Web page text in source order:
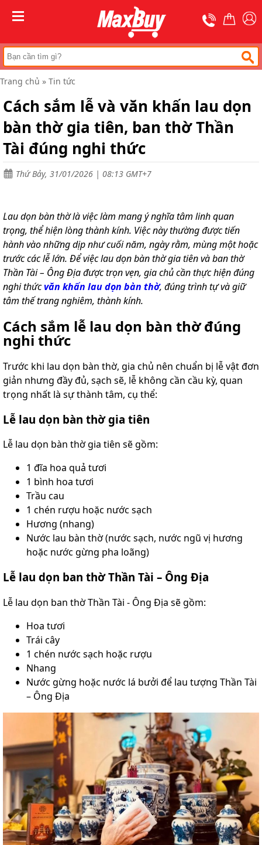
Trang
chủ
Thang
chữ
A
nhôm
rút
Thang
nhôm
cách
điện
Thang
Thang
nhôm
gấp
(
rút
lồng
)
Thang
4
khúc
nhôm
bàn
Thang
trượt
Thương
hiệu
Tin
tức
Trang chủ » Tin tức
Cách sắm lễ và văn khấn lau dọn
bàn thờ gia tiên, ban thờ Thần
Tài đúng nghi thức
Thứ Bảy, 31/01/2026 | 08:13 GMT+7
Lau dọn bàn thờ là việc làm mang ý nghĩa tâm linh quan
trọng, thể hiện lòng thành kính. Việc này thường được tiến
hành vào những dịp như cuối năm, ngày rằm, mùng một hoặc
trước các lễ lớn. Để việc lau dọn bàn thờ gia tiên và ban thờ
Thần Tài – Ông Địa được trọn vẹn, gia chủ cần thực hiện đúng
nghi thứcvăn khấn lau dọn bàn thờ, đúng trình tự và giữ
tâm thế trang nghiêm, thành kính.
Cách sắm lễ lau dọn bàn thờ đúng
nghi thức
Trước khi lau dọn bàn thờ, gia chủ nên chuẩn bị lễ vật đơn
giản nhưng đầy đủ, sạch sẽ, lễ không cần cầu kỳ, quan
trọng nhất là sự thành tâm, cụ thể:
Lễ lau dọn bàn thờ gia tiên
Lễ lau dọn bàn thờ gia tiên sẽ gồm:
1 đĩa hoa quả tươi
1 bình hoa tươi
Trầu cau
1 chén rượu hoặc nước sạch
Hương (nhang)
Nước lau bàn thờ (nước sạch, nước ngũ vị hương
hoặc nước gừng pha loãng)
Lễ lau dọn ban thờ Thần Tài – Ông Địa
Lễ lau dọn ban thờ Thần Tài - Ông Địa sẽ gồm:
Hoa tươi
Trái cây
1 chén nước sạch hoặc rượu
Nhang
Nước gừng hoặc nước lá bưởi để lau tượng Thần Tài
– Ông Địa